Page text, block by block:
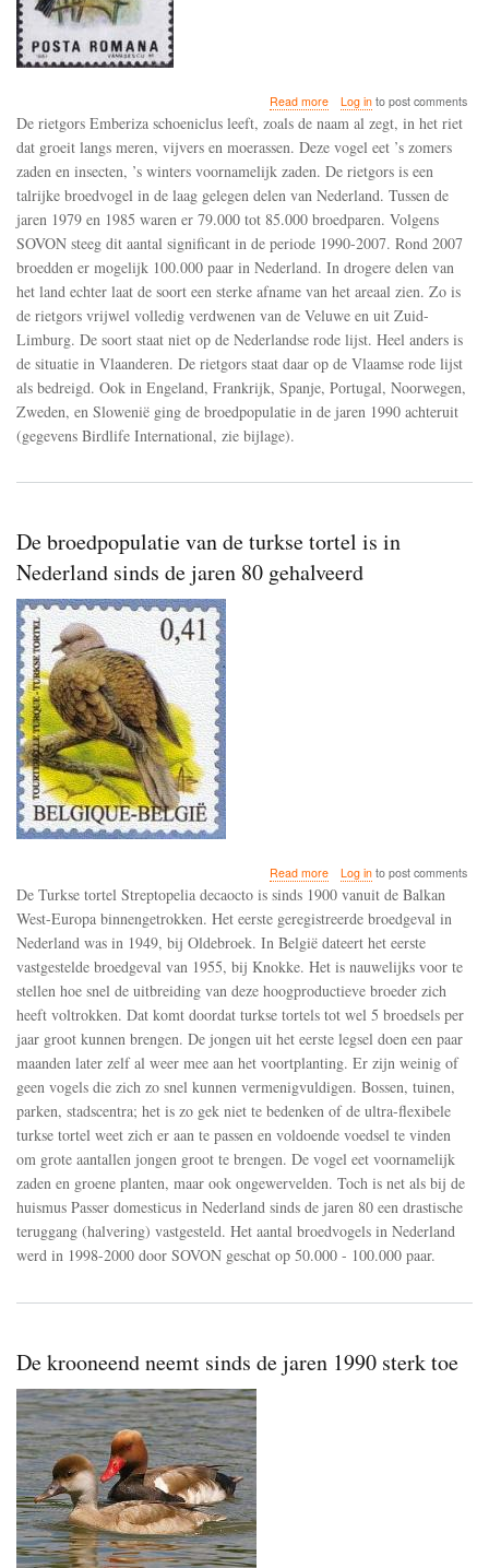
Read moreabout
gaat
in
grote
van
West-
en
Noord-
Europa
achteruit
Log into post comments
De rietgors Emberiza schoeniclus leeft, zoals de naam al zegt, in het riet
dat groeit langs meren, vijvers en moerassen. Deze vogel eet ’s zomers
zaden en insecten, ’s winters voornamelijk zaden. De rietgors is een
talrijke broedvogel in de laag gelegen delen van Nederland. Tussen de
jaren 1979 en 1985 waren er 79.000 tot 85.000 broedparen. Volgens
SOVON steeg dit aantal significant in de periode 1990-2007. Rond 2007
broedden er mogelijk 100.000 paar in Nederland. In drogere delen van
het land echter laat de soort een sterke afname van het areaal zien. Zo is
de rietgors vrijwel volledig verdwenen van de Veluwe en uit Zuid-
Limburg. De soort staat niet op de Nederlandse rode lijst. Heel anders is
de situatie in Vlaanderen. De rietgors staat daar op de Vlaamse rode lijst
als bedreigd. Ook in Engeland, Frankrijk, Spanje, Portugal, Noorwegen,
Zweden, en Slowenië ging de broedpopulatie in de jaren 1990 achteruit
(gegevens Birdlife International, zie bijlage).
De broedpopulatie van de turkse tortel is in
Nederland sinds de jaren 80 gehalveerd
Read moreabout
De
van
de
turkse
tortel
is
in
Nederland
sinds
de
jaren
80
gehalveerd
Log into post comments
De Turkse tortel Streptopelia decaocto is sinds 1900 vanuit de Balkan
West-Europa binnengetrokken. Het eerste geregistreerde broedgeval in
Nederland was in 1949, bij Oldebroek. In België dateert het eerste
vastgestelde broedgeval van 1955, bij Knokke. Het is nauwelijks voor te
stellen hoe snel de uitbreiding van deze hoogproductieve broeder zich
heeft voltrokken. Dat komt doordat turkse tortels tot wel 5 broedsels per
jaar groot kunnen brengen. De jongen uit het eerste legsel doen een paar
maanden later zelf al weer mee aan het voortplanting. Er zijn weinig of
geen vogels die zich zo snel kunnen vermenigvuldigen. Bossen, tuinen,
parken, stadscentra; het is zo gek niet te bedenken of de ultra-flexibele
turkse tortel weet zich er aan te passen en voldoende voedsel te vinden
om grote aantallen jongen groot te brengen. De vogel eet voornamelijk
zaden en groene planten, maar ook ongewervelden. Toch is net als bij de
huismus Passer domesticus in Nederland sinds de jaren 80 een drastische
teruggang (halvering) vastgesteld. Het aantal broedvogels in Nederland
werd in 1998-2000 door SOVON geschat op 50.000 - 100.000 paar.
De krooneend neemt sinds de jaren 1990 sterk toe